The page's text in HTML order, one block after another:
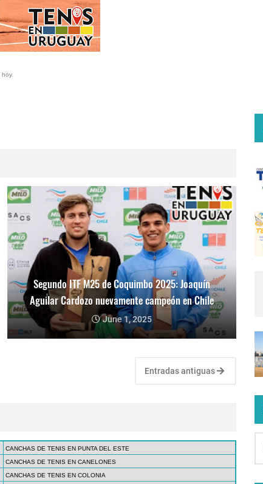
Segundo ITF M25 de Coquimbo 2025: Joaquín
Aguilar Cardozo nuevamente campeón en Chile
June 1, 2025
Entradas antiguas
CANCHAS DE TENIS EN PUNTA DEL ESTE
CANCHAS DE TENIS EN CANELONES
CANCHAS DE TENIS EN COLONIA